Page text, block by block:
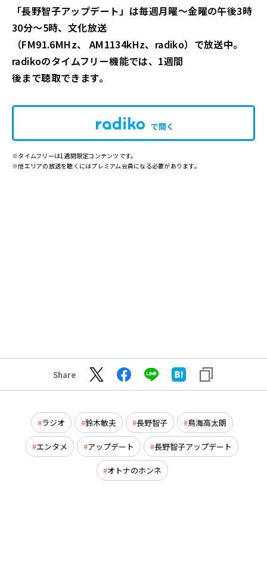
「長野智子アップデート」は毎週月曜～金曜の午後3時
30分～5時、文化放送
（FM91.6MHz、 AM1134kHz、radiko）で放送中。
radikoのタイムフリー機能では、1週間
後まで聴取できます。
で開く
※タイムフリーは1週間限定コンテンツです。
※他エリアの放送を聴くにはプレミアム会員になる必要があります。
Share
ラジオ 鈴木敏夫 長野智子 鳥海高太朗
エンタメ アップデート 長野智子アップデート
オトナのホンネ